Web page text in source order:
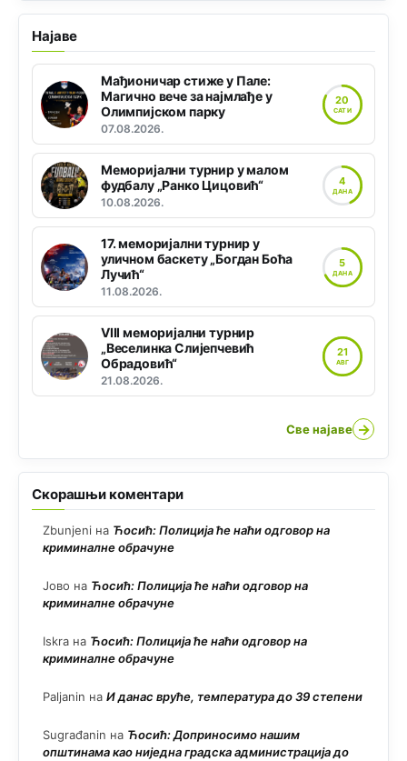
Најаве
Мађионичар стиже у Пале:
Магично вече за најмлађе у
Олимпијском парку
07.08.2026.
20
САТИ
Меморијални турнир у малом
фудбалу „Ранко Цицовић“
10.08.2026.
4
ДАНА
17. меморијални турнир у
уличном баскету „Богдан Боћа
Лучић“
11.08.2026.
5
ДАНА
VIII меморијални турнир
„Веселинка Слијепчевић
Обрадовић“
21.08.2026.
21
АВГ
Све најаве →
Скорашњи коментари
Zbunjeni на Ћосић: Полиција ће наћи одговор на
криминалне обрачуне
Јово на Ћосић: Полиција ће наћи одговор на
криминалне обрачуне
Iskra на Ћосић: Полиција ће наћи одговор на
криминалне обрачуне
Paljanin на И данас вруће, температура до 39 степени
Sugrađanin на Ћосић: Доприносимо нашим
општинама као ниједна градска администрација до